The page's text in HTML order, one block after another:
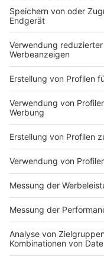
DEINE
Du hast dir noch
Markiere sie hierfür
Impressum
Jobs